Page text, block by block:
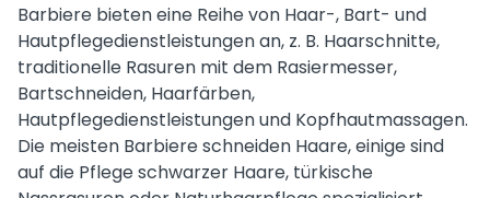
Barbiere bieten eine Reihe von Haar-, Bart- und
Hautpflegedienstleistungen an, z. B. Haarschnitte,
traditionelle Rasuren mit dem Rasiermesser,
Bartschneiden, Haarfärben,
Hautpflegedienstleistungen und Kopfhautmassagen.
Die meisten Barbiere schneiden Haare, einige sind
auf die Pflege schwarzer Haare, türkische